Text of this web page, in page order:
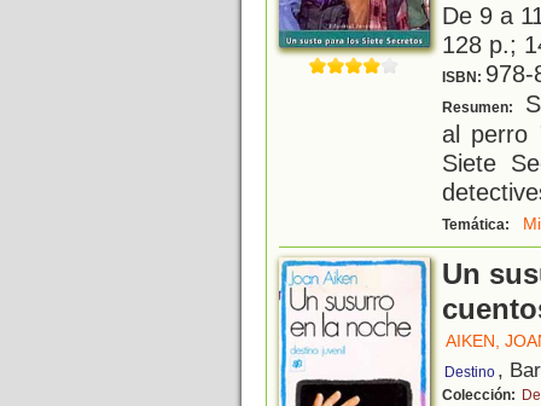
De 9 a
128 p.;
ISBN: 978-
Resumen:
al perro
Siete
Temática:
Un
AIKEN,
Destino ,
Colección: